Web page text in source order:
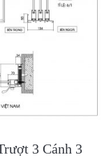
3 Cánh 3